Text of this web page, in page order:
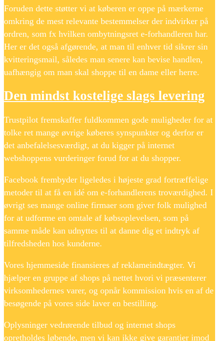
Foruden dette støtter vi at køberen er oppe på mærkerne
omkring de mest relevante bestemmelser der indvirker på
ordren, som fx hvilken ombytningsret e-forhandleren har.
Her er det også afgørende, at man til enhver tid sikrer sin
kvitteringsmail, således man senere kan bevise handlen,
uafhængig om man skal shoppe til en dame eller herre.
Den mindst kostelige slags levering
Trustpilot fremskaffer fuldkommen gode muligheder for at
tolke ret mange øvrige køberes synspunkter og derfor er
det anbefalelsesværdigt, at du kigger på internet
webshoppens vurderinger forud for at du shopper.
Facebook frembyder ligeledes i højeste grad fortræffelige
metoder til at få en idé om e-forhandlerens troværdighed. I
øvrigt ses mange online firmaer som giver folk mulighed
for at udforme en omtale af købsoplevelsen, som på
samme måde kan udnyttes til at danne dig et indtryk af
tilfredsheden hos kunderne.
Vores hjemmeside finansieres af reklameindtægter. Vi
hjælper en gruppe af shops på nettet hvori vi præsenterer
virksomhedernes varer, og opnår kommission hvis en af de
besøgende på vores side laver en bestilling.
Oplysninger vedrørende tilbud og internet shops
opretholdes løbende, men vi kan ikke give garantier imod